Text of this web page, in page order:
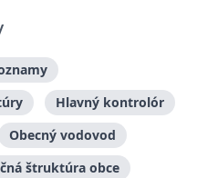
Hlavný kontrolór
Obecný vodovod
štruktúra obce